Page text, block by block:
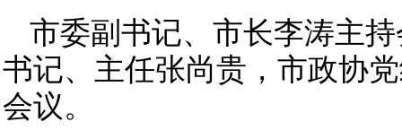
市委副书记、市长李涛主
书记、主任张尚贵，市政协
会议。